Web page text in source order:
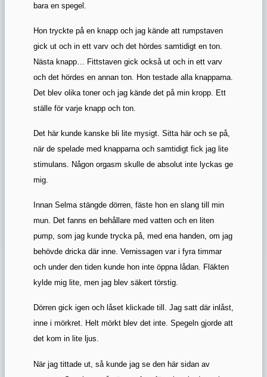
bara en spegel.
Hon tryckte på en knapp och jag kände att rumpstaven
gick ut och in ett varv och det hördes samtidigt en ton.
Nästa knapp… Fittstaven gick också ut och in ett varv
och det hördes en annan ton. Hon testade alla knapparna.
Det blev olika toner och jag kände det på min kropp. Ett
ställe för varje knapp och ton.
Det här kunde kanske bli lite mysigt. Sitta här och se på,
när de spelade med knapparna och samtidigt fick jag lite
stimulans. Någon orgasm skulle de absolut inte lyckas ge
mig.
Innan Selma stängde dörren, fäste hon en slang till min
mun. Det fanns en behållare med vatten och en liten
pump, som jag kunde trycka på, med ena handen, om jag
behövde dricka där inne. Vernissagen var i fyra timmar
och under den tiden kunde hon inte öppna lådan. Fläkten
kylde mig lite, men jag blev säkert törstig.
Dörren gick igen och låset klickade till. Jag satt där inlåst,
inne i mörkret. Helt mörkt blev det inte. Spegeln gjorde att
det kom in lite ljus.
När jag tittade ut, så kunde jag se den här sidan av